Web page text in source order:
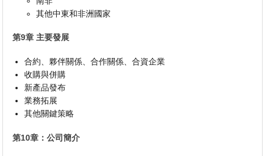
其他中東和非洲國家
第9章 主要發展
合約、夥伴關係、合作關係、合資企業
收購與併購
新產品發布
業務拓展
其他關鍵策略
第10章：公司簡介